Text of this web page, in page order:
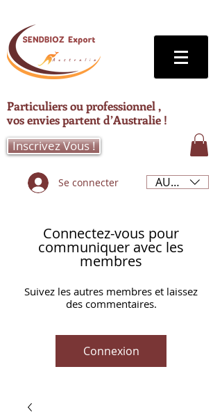
Particuliers ou professionnel ,
vos envies partent d’Australie !
Inscrivez Vous !
Se connecter AUD (AU$)
Connectez-vous pour
communiquer avec les
membres
Suivez les autres membres et laissez
des commentaires.
Connexion